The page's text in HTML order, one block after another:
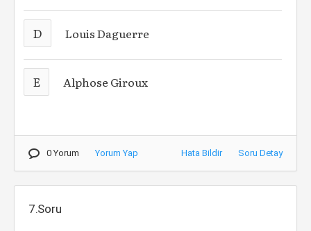
D Louis Daguerre
E Alphose Giroux
0 Yorum Yorum Yap Hata Bildir Soru Detay
7.Soru